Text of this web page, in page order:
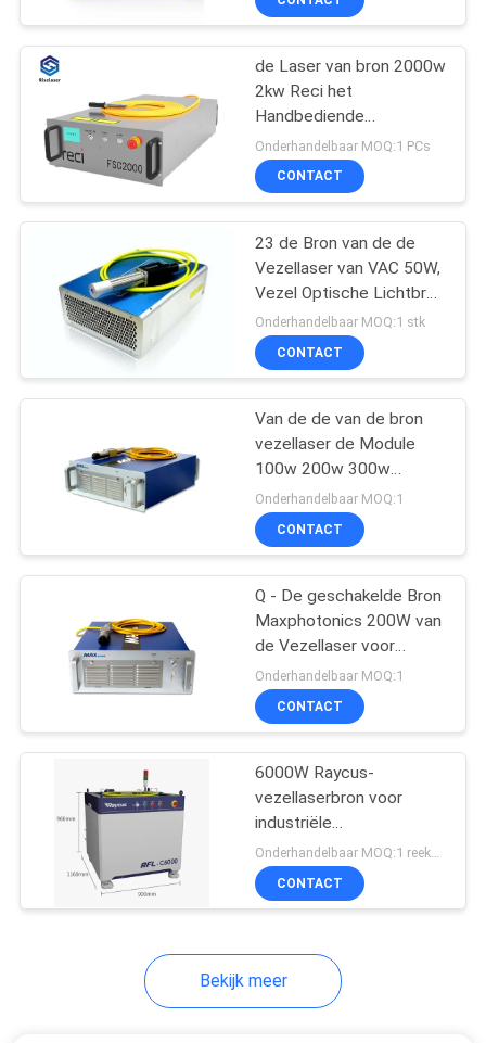
UV Lasermarkeren
Machine
42
De Machine van het
laserlassen
De
Lasersnijmachine
van de precisievezel
17
Het Lassenmachine
de Laser van bron 2000w
2kw Reci het
Handbediende
Laserlassen
Schoonmaken
Onderhandelbaar MOQ:1 PCs
CONTACT
23 de Bron van de de
Vezellaser van VAC 50W,
Vezel Optische Lichtbron
Luchtkoelingsimpuls het
Werk Wijze
Onderhandelbaar MOQ:1 stk
CONTACT
Van de de van de bron
vezellaser de Module
100w 200w 300w
Vezellaser van
Maxphotonics
Onderhandelbaar MOQ:1
CONTACT
Q - De geschakelde Bron
Maxphotonics 200W van
de Vezellaser voor
Metaal Schoonmakende
Industrie
Onderhandelbaar MOQ:1
CONTACT
6000W Raycus-
vezellaserbron voor
industriële
laserapparatuur voor snij-
en lastoepassingen
CONTACT
Bekijk meer